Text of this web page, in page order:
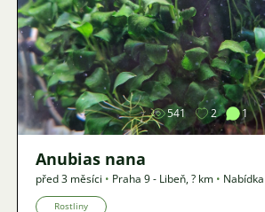
Obrázek
541 2 1
Anubias nana
před 3 měsíci • Praha 9 - Libeň,? km • Nabídka
Rostliny